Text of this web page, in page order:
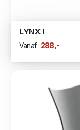
LYNX I
Vanaf 288 ,-